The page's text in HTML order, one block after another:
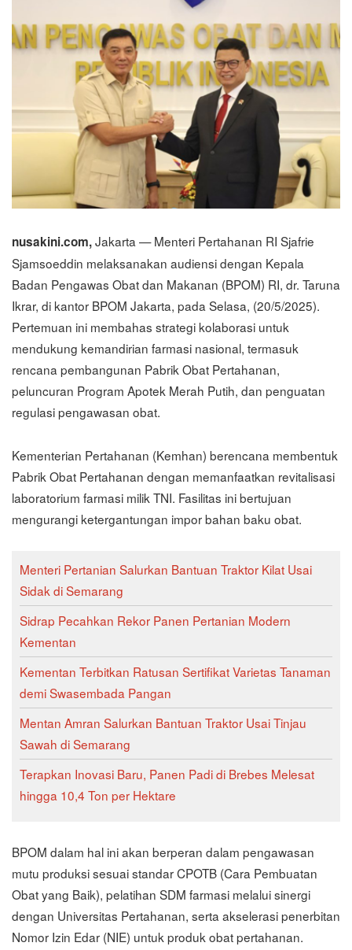
nusakini.com,Jakarta — Menteri Pertahanan RI Sjafrie
Sjamsoeddin melaksanakan audiensi dengan Kepala
Badan Pengawas Obat dan Makanan (BPOM) RI, dr. Taruna
Ikrar, di kantor BPOM Jakarta, pada Selasa, (20/5/2025).
Pertemuan ini membahas strategi kolaborasi untuk
mendukung kemandirian farmasi nasional, termasuk
rencana pembangunan Pabrik Obat Pertahanan,
peluncuran Program Apotek Merah Putih, dan penguatan
regulasi pengawasan obat.
Kementerian Pertahanan (Kemhan) berencana membentuk
Pabrik Obat Pertahanan dengan memanfaatkan revitalisasi
laboratorium farmasi milik TNI. Fasilitas ini bertujuan
mengurangi ketergantungan impor bahan baku obat.
Menteri Pertanian Salurkan Bantuan Traktor Kilat Usai
Sidak di Semarang
Sidrap Pecahkan Rekor Panen Pertanian Modern
Kementan
Kementan Terbitkan Ratusan Sertifikat Varietas Tanaman
demi Swasembada Pangan
Mentan Amran Salurkan Bantuan Traktor Usai Tinjau
Sawah di Semarang
Terapkan Inovasi Baru, Panen Padi di Brebes Melesat
hingga 10,4 Ton per Hektare
BPOM dalam hal ini akan berperan dalam pengawasan
mutu produksi sesuai standar CPOTB (Cara Pembuatan
Obat yang Baik), pelatihan SDM farmasi melalui sinergi
dengan Universitas Pertahanan, serta akselerasi penerbitan
Nomor Izin Edar (NIE) untuk produk obat pertahanan.